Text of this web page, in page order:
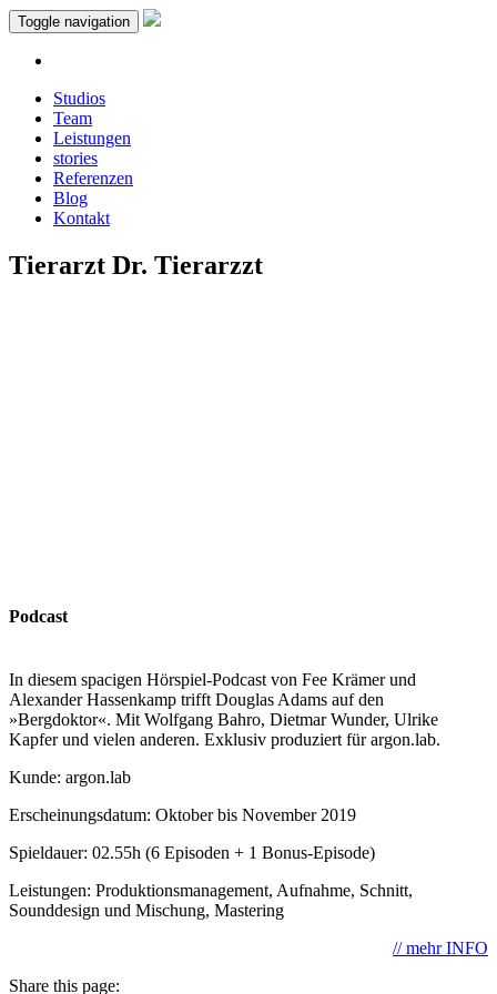
Toggle navigation
Studios
Team
Leistungen
stories
Referenzen
Blog
Kontakt
Tierarzt Dr. Tierarzzt
Podcast
In diesem spacigen Hörspiel-Podcast von Fee Krämer und
Alexander Hassenkamp trifft Douglas Adams auf den
»Bergdoktor«. Mit Wolfgang Bahro, Dietmar Wunder, Ulrike
Kapfer und vielen anderen. Exklusiv produziert für argon.lab.
Kunde: argon.lab
Erscheinungsdatum: Oktober bis November 2019
Spieldauer: 02.55h (6 Episoden + 1 Bonus-Episode)
Leistungen: Produktionsmanagement, Aufnahme, Schnitt,
Sounddesign und Mischung, Mastering
// mehr INFO
Share this page: